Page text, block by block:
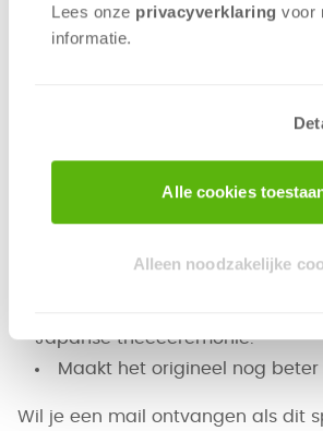
Lees onze privacyverklaring voor
informatie.
Alle cookies
Alleen noodzakelijke
figuren van het hof en vergroot
geisha’s en theekloppers
je een nog diepere en beter
Vanaf 12 jaar | 1-4 spelers | 100
Waarom wil je dit spelen?
Extra acties en nieuwe
Japanse theeceremonie.
Maakt het origineel nog beter
Wil je een mail ontvangen als dit